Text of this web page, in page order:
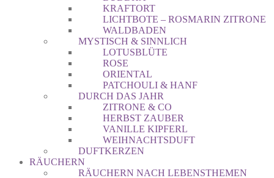
KRAFTORT
LICHTBOTE – ROSMARIN ZITRONE
WALDBADEN
MYSTISCH & SINNLICH
LOTUSBLÜTE
ROSE
ORIENTAL
PATCHOULI & HANF
DURCH DAS JAHR
ZITRONE & CO
HERBST ZAUBER
VANILLE KIPFERL
WEIHNACHTSDUFT
DUFTKERZEN
RÄUCHERN
RÄUCHERN NACH LEBENSTHEMEN